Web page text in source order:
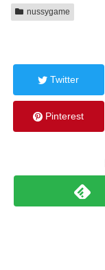
nussygame
Twitter
Pinterest